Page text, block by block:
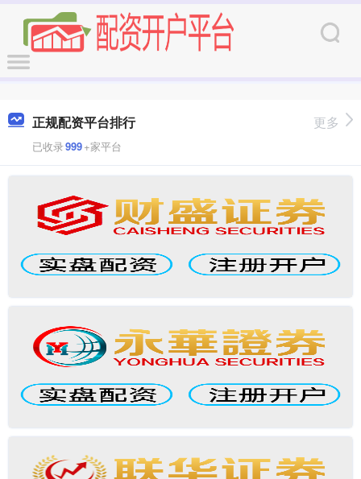
正规配资平台排行
已收录999+家平台
更多